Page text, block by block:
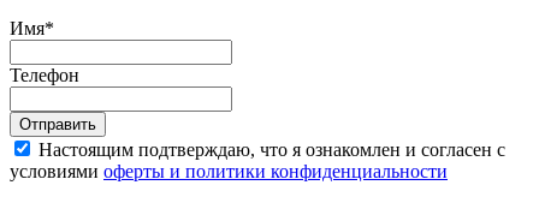
Имя*
Телефон
Отправить
Настоящим подтверждаю, что я ознакомлен и согласен с
условиями оферты и политики конфиденциальности